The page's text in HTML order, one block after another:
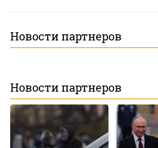
Новости партнеров
Новости партнеров